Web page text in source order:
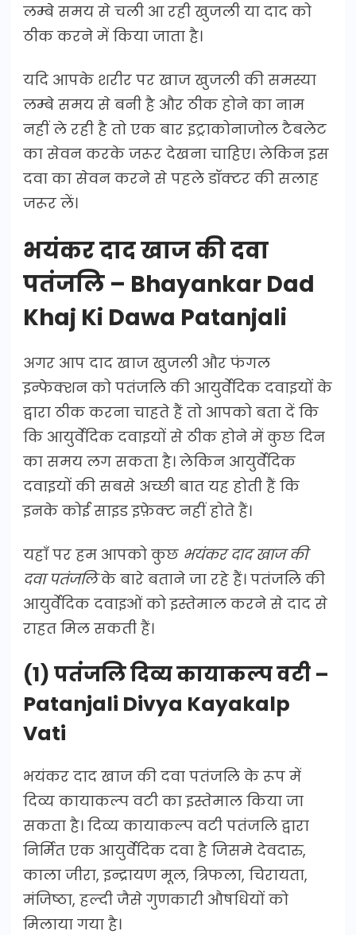
लम्बे समय से चली आ रही खुजली या दाद को
ठीक करने में किया जाता है।
यदि आपके शरीर पर खाज खुजली की समस्या
लम्बे समय से बनी है और ठीक होने का नाम
नहीं ले रही है तो एक बार इट्राकोनाजोल टैबलेट
का सेवन करके जरूर देखना चाहिए। लेकिन इस
दवा का सेवन करने से पहले डॉक्टर की सलाह
जरूर लें।
भयंकर दाद खाज की दवा
पतंजलि – Bhayankar Dad
Khaj Ki Dawa Patanjali
अगर आप दाद खाज खुजली और फंगल
इन्फेक्शन को पतंजलि की आयुर्वेदिक दवाइयों के
द्वारा ठीक करना चाहते हैं तो आपको बता दें कि
कि आयुर्वेदिक दवाइयों से ठीक होने में कुछ दिन
का समय लग सकता है। लेकिन आयुर्वेदिक
दवाइयों की सबसे अच्छी बात यह होती हैं कि
इनके कोई साइड इफ़ेक्ट नहीं होते हैं।
यहाँ पर हम आपको कुछ भयंकर दाद खाज की
दवा पतंजलिके बारे बताने जा रहे हैं। पतंजलि की
आयुर्वेदिक दवाइओं को इस्तेमाल करने से दाद से
राहत मिल सकती हैं।
(1) पतंजलि दिव्य कायाकल्प वटी –
Patanjali Divya Kayakalp
Vati
भयंकर दाद खाज की दवा पतंजलि के रूप में
दिव्य कायाकल्प वटी का इस्तेमाल किया जा
सकता है। दिव्य कायाकल्प वटी पतंजलि द्वारा
निर्मित एक आयुर्वेदिक दवा है जिसमे देवदारु,
काला जीरा, इन्द्रायण मूल, त्रिफला, चिरायता,
मंजिष्ठा, हल्दी जैसे गुणकारी औषधियों को
मिलाया गया है।